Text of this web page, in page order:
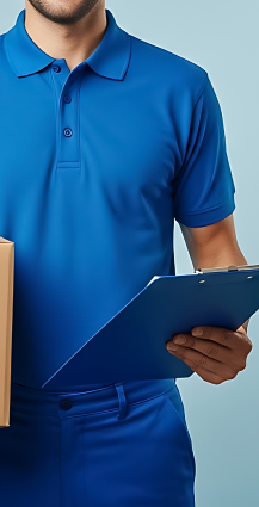
0.00 من أصل 5.0
العلامة التجارية: يوجرين
اللون الأسود
النوع: كابل يو اس بي
الطول: 1 م